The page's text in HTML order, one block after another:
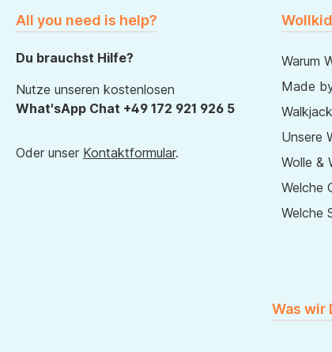
All you need is help?
Du brauchst Hilfe?
Nutze unseren kostenlosen
What'sApp Chat +49 172 921 926 5
Oder unser Kontaktformular.
Warum
Made
Unsere
Wolle &
Welche
Welche
Was wir